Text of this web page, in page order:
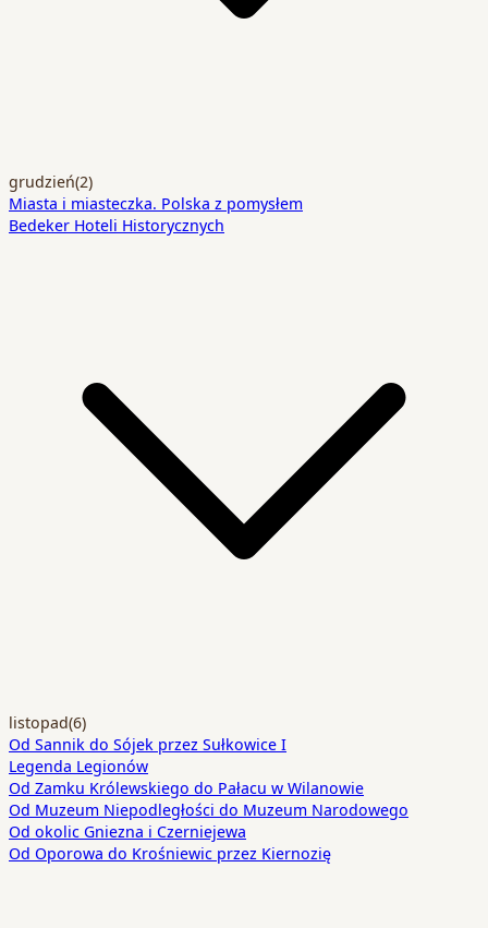
grudzień(2)
Miasta i miasteczka. Polska z pomysłem
Bedeker Hoteli Historycznych
listopad(6)
Od Sannik do Sójek przez Sułkowice I
Legenda Legionów
Od Zamku Królewskiego do Pałacu w Wilanowie
Od Muzeum Niepodległości do Muzeum Narodowego
Od okolic Gniezna i Czerniejewa
Od Oporowa do Krośniewic przez Kiernozię